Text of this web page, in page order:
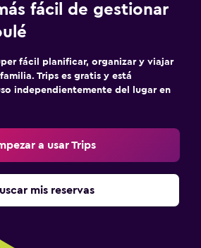
fácil de gestionar
fácil planificar, organizar y viajar
Trips es gratis y está
independientemente del lugar en
a usar Trips
mis reservas